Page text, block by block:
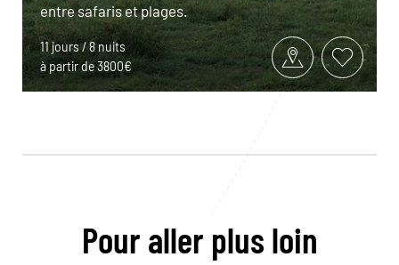
entre safaris et plages.
11 jours / 8 nuits
à partir de 3800€
Pour aller plus loin